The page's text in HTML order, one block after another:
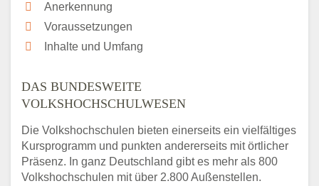
Anerkennung
Voraussetzungen
Inhalte und Umfang
DAS BUNDESWEITE
VOLKSHOCHSCHULWESEN
Die Volkshochschulen bieten einerseits ein vielfältiges
Kursprogramm und punkten andererseits mit örtlicher
Präsenz. In ganz Deutschland gibt es mehr als 800
Volkshochschulen mit über 2.800 Außenstellen.